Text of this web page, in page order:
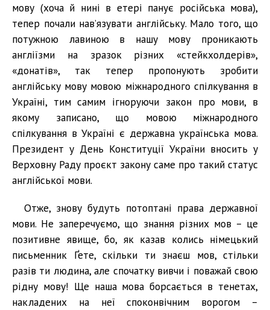
мову (хоча й нині в етері панує російська мова),
тепер почали нав’язувати англійську. Мало того, що
потужною лавиною в нашу мову проникають
англіїзми на зразок різних «стейкхолдерів»,
«донатів», так тепер пропонують зробити
англійську мову мовою міжнародного спілкування в
Україні, тим самим ігноруючи закон про мови, в
якому записано, що мовою міжнародного
спілкування в Україні є державна українська мова.
Президент у День Конституції України вносить у
Верховну Раду проєкт закону саме про такий статус
англійської мови.
Отже, знову будуть потоптані права державної
мови. Не заперечуємо, що знання різних мов – це
позитивне явище, бо, як казав колись німецький
письменник Ґете, скільки ти знаєш мов, стільки
разів ти людина, але спочатку вивчи і поважай свою
рідну мову! Ще наша мова борсається в тенетах,
накладених на неї споконвічним ворогом –